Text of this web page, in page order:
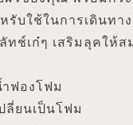
บใช้ในการเดินทาง
ลัทช์เก๋ๆ เสริมลุคให้
ำฟองโฟม
ลี่ยนเป็นโฟม